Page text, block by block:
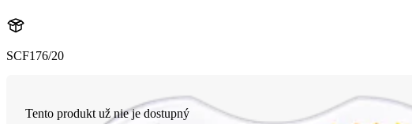
SCF176/20
Tento produkt už nie je dostupný